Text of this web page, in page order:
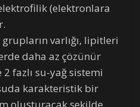
(elektronlara
varlığı, lipitleri
daha az çözünür
fazlı su-yağ sistemi
karakteristik bir
oluşturacak şekilde